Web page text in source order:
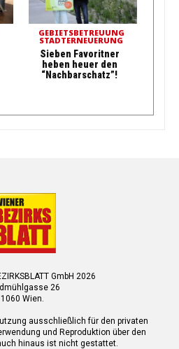
GEBIETSBETREUUNG
STADTERNEUERUNG
Sieben Favoritner
heben heuer den
“Nachbarschatz”!
GmbH 2026
26
1060 Wien.
ausschließlich für den privaten
und Reproduktion über den
hinaus ist nicht gestattet.